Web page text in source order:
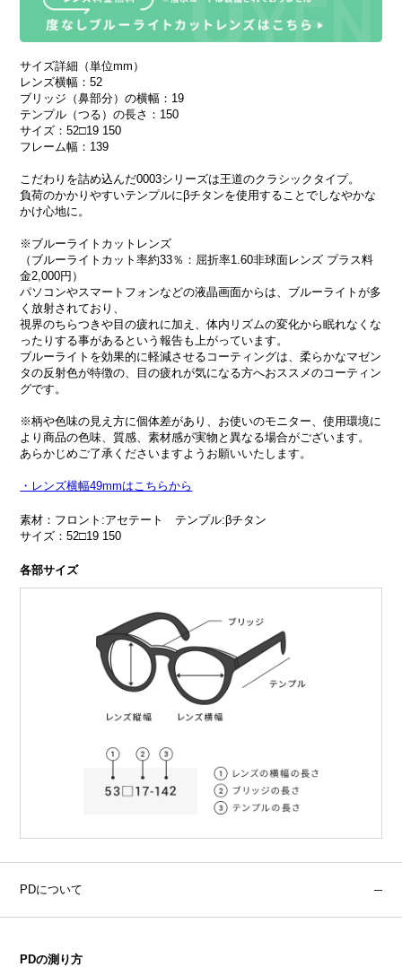
サイズ詳細（単位mm）
レンズ横幅：52
ブリッジ（鼻部分）の横幅：19
テンプル（つる）の長さ：150
サイズ：52□19 150
フレーム幅：139
こだわりを詰め込んだ0003シリーズは王道のクラシックタイプ。
負荷のかかりやすいテンプルにβチタンを使用することでしなやかな
かけ心地に。
※ブルーライトカットレンズ
（ブルーライトカット率約33％：屈折率1.60非球面レンズ プラス料
金2,000円）
パソコンやスマートフォンなどの液晶画面からは、ブルーライトが多
く放射されており、
視界のちらつきや目の疲れに加え、体内リズムの変化から眠れなくな
ったりする事があるという報告も上がっています。
ブルーライトを効果的に軽減させるコーティングは、柔らかなマゼン
タの反射色が特徴の、目の疲れが気になる方へおススメのコーティン
グです。
※柄や色味の見え方に個体差があり、お使いのモニター、使用環境に
より商品の色味、質感、素材感が実物と異なる場合がございます。
あらかじめご了承くださいますようお願いいたします。
・レンズ横幅49mmはこちらから
素材：フロント:アセテート テンプル:βチタン
サイズ：52□19 150
各部サイズ
PDについて
PDの測り方